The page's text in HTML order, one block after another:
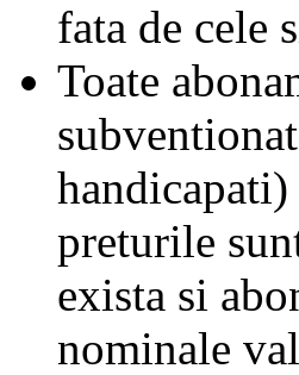
fata de cele
Toate
handicapati)
preturile
exista si
nominale